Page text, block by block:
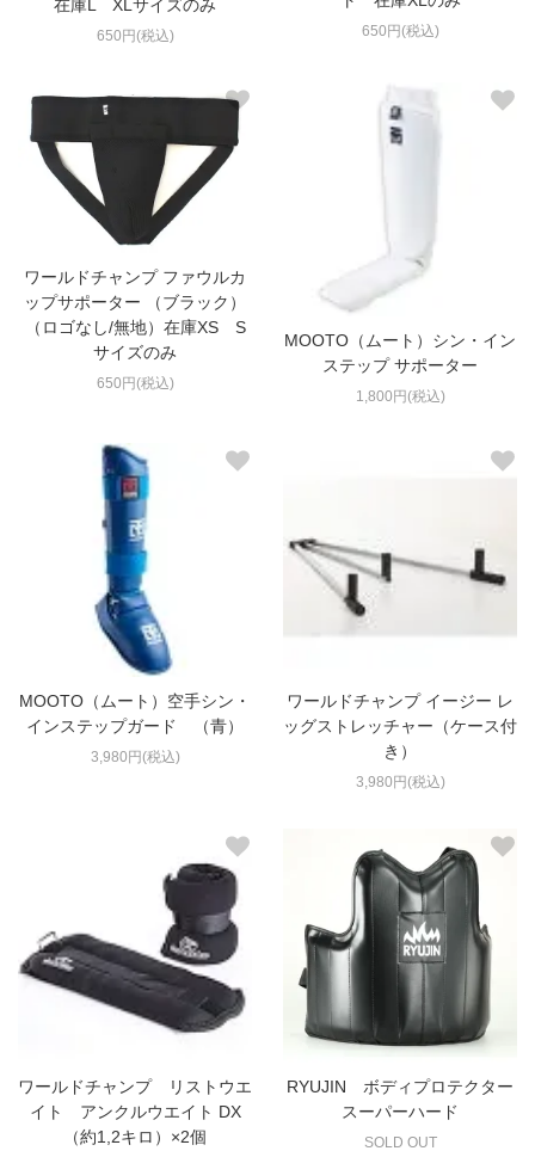
在庫L XLサイズのみ
650円(税込) 650円(税込)
ワールドチャンプ ファウルカ
ップサポーター （ブラック）
（ロゴなし/無地）在庫XS S
サイズのみ
650円(税込)
MOOTO（ムート）シン・イン
ステップ サポーター
1,800円(税込)
MOOTO（ムート）空手シン・
インステップガード （青）
3,980円(税込)
ワールドチャンプ イージー レ
ッグストレッチャー（ケース付
き）
3,980円(税込)
ワールドチャンプ リストウエ
イト アンクルウエイト DX
（約1,2キロ）×2個
RYUJIN ボディプロテクター
スーパーハード
SOLD OUT